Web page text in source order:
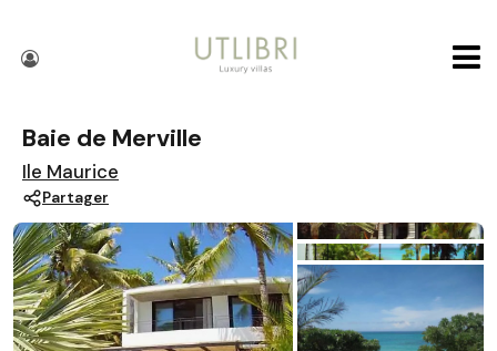
Baie de Merville
Ile Maurice
Partager